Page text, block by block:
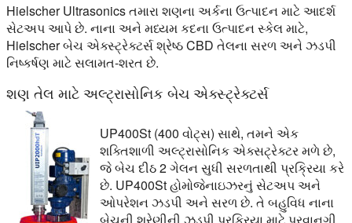
Hielscher Ultrasonics તમારા શણના અર્કના ઉત્પાદન માટે આદર્શ
સેટઅપ આપે છે. નાના અને મધ્યમ કદના ઉત્પાદન સ્કેલ માટે,
Hielscher બેચ એક્સ્ટ્રેક્ટર્સ શ્રેષ્ઠ CBD તેલના સરળ અને ઝડપી
નિષ્કર્ષણ માટે સલામત-શરત છે.
શણ તેલ માટે અલ્ટ્રાસોનિક બેચ એક્સ્ટ્રેક્ટર્સ
UP400St (400 વોટ્સ) સાથે, તમને એક
શક્તિશાળી અલ્ટ્રાસોનિક એક્સટ્રેક્ટર મળે છે,
જે બેચ દીઠ 2 ગેલન સુધી સરળતાથી પ્રક્રિયા કરે
છે. UP400St હોમોજેનાઇઝરનું સેટઅપ અને
ઓપરેશન ઝડપી અને સરળ છે. તે બહુવિધ નાના
બેચની શ્રેણીની ઝડપી પ્રક્રિયા માટે પરવાનગી